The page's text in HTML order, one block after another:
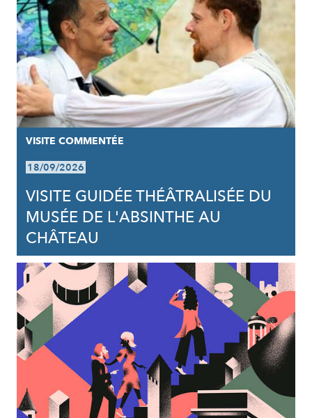
VISITE COMMENTÉE
18/09/2026
VISITE GUIDÉE THÉÂTRALISÉE DU
MUSÉE DE L'ABSINTHE AU
CHÂTEAU